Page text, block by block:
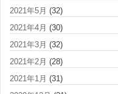
2021年5月 (32)
2021年4月 (30)
2021年3月 (32)
2021年2月 (28)
2021年1月 (31)